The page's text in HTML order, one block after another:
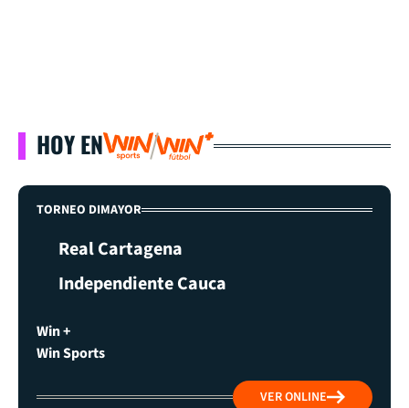
HOY EN
TORNEO DIMAYOR
Real Cartagena
Independiente Cauca
Win +
Win Sports
VER ONLINE